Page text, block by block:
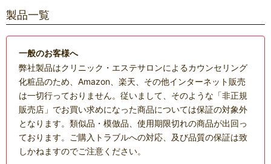
製品一覧
一般のお客様へ
弊社製品はクリニック・エステサロンによるカウンセリング
化粧品のため、Amazon、楽天、その他インターネット販売
は一切行っておりません。従いまして、そのような「非正規
販売店」でお買い求めになった商品については保証の対象外
となります。類似品・模倣品、使用期限切れの商品が出回っ
ております。ご購入トラブルへの対応、及び品質の保証は致
しかねますのでご注意ください。